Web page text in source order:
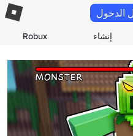
إنشاء Robux
الدخول